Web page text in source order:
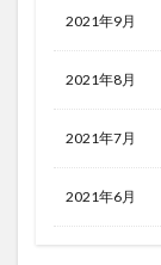
2021年9月
2021年8月
2021年7月
2021年6月